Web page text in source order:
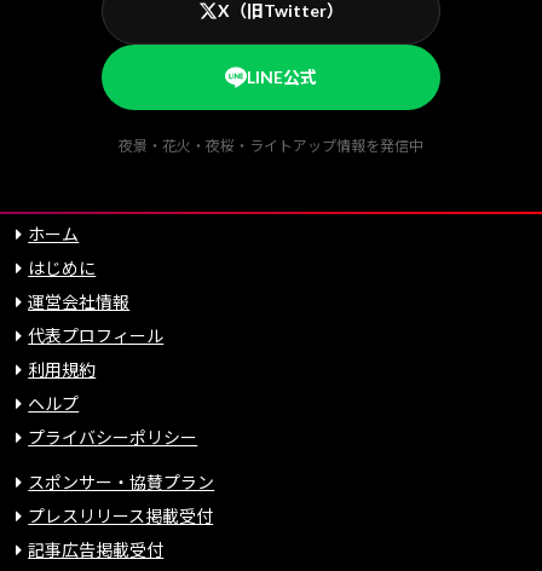
X（旧Twitter）
LINE公式
夜景・花火・夜桜・ライトアップ情報を発信中
ホーム
はじめに
運営会社情報
代表プロフィール
利用規約
ヘルプ
プライバシーポリシー
スポンサー・協賛プラン
プレスリリース掲載受付
記事広告掲載受付